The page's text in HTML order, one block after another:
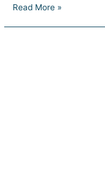
Bote
Read More »